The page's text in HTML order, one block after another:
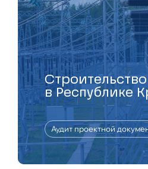
в Республике
Аудит проектной